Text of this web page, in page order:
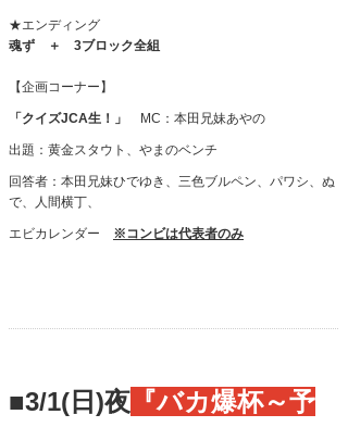
★エンディング
魂ず ＋ 3ブロック全組
【企画コーナー】
「クイズJCA生！」 MC ：本田兄妹あやの
出題：黄金スタウト、やまのベンチ
回答者：本田兄妹ひでゆき、三色ブルペン、パワシ、ぬ
で、人間横丁、
エビカレンダー ※コンビは代表者のみ
■3/1(日)夜 『バカ爆杯～予